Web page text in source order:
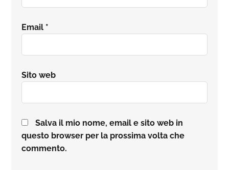
Email *
Sito web
Salva il mio nome, email e sito web in
questo browser per la prossima volta che
commento.